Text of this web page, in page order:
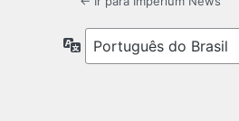
Idioma